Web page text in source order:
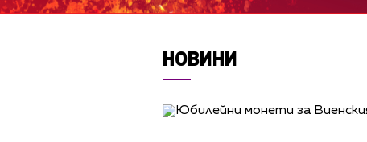
НОВИНИ